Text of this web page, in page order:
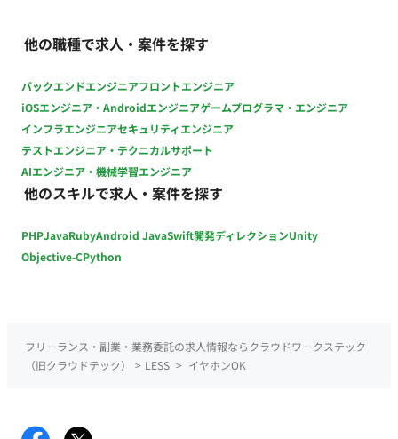
他の職種で求人・案件を探す
バックエンドエンジニアフロントエンジニア
iOSエンジニア・Androidエンジニアゲームプログラマ・エンジニア
インフラエンジニアセキュリティエンジニア
テストエンジニア・テクニカルサポート
AIエンジニア・機械学習エンジニア
他のスキルで求人・案件を探す
PHPJavaRubyAndroid JavaSwift開発ディレクションUnity
Objective-CPython
フリーランス・副業・業務委託の求人情報ならクラウドワークステック
（旧クラウドテック）
> LESS > イヤホンOK